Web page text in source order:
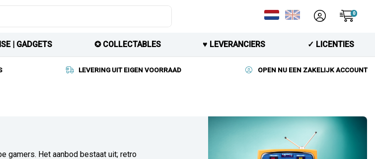
0
| GADGETS ✪ COLLECTABLES ♥︎ LEVERANCIERS ✓ LICENTIES
LEVERING UIT EIGEN VOORRAAD OPEN NU EEN ZAKELIJK ACCOUNT
gamers. Het aanbod bestaat uit; retro